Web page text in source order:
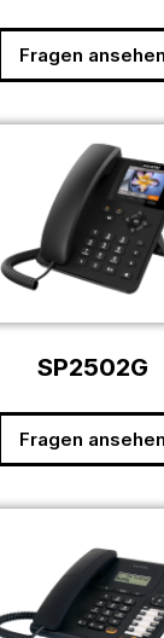
Fragen ansehen
SP2502G
Fragen ansehen